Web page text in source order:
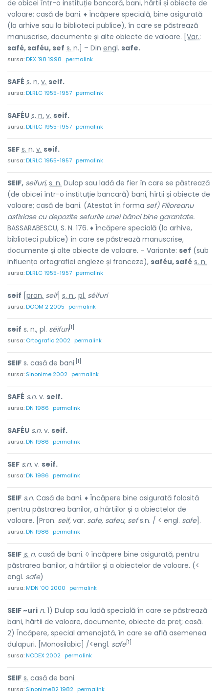
de obicei într-o instituție bancară, bani, hârtii și obiecte de
valoare; casă de bani. ♦ Încăpere specială, bine asigurată
(la arhive sau la biblioteci publice), în care se păstrează
manuscrise, documente și alte obiecte de valoare. [ Var.:
safé, saféu, sef s. n. ] – Din engl. safe.
sursa:DEX '98 1998 permalink
SAFÉ s. n. v. seif.
sursa:DLRLC 1955-1957 permalink
SAFÉU s. n. v. seif.
sursa:DLRLC 1955-1957 permalink
SEF s. n. v. seif.
sursa:DLRLC 1955-1957 permalink
SEIF, seifuri, s. n. Dulap sau ladă de fier în care se păstrează
(de obicei într-o instituție bancară) bani, hîrtii și obiecte de
valoare; casă de bani. (Atestat în forma sef) Filioreanu
asfixiase cu depozite sefurile unei bănci bine garantate.
BASSARABESCU, S. N. 176. ♦ Încăpere specială (la arhive,
biblioteci publice) în care se păstrează manuscrise,
documente și alte obiecte de valoare. – Variante: sef (sub
influența ortografiei engleze și franceze), saféu, safé s. n.
sursa:DLRLC 1955-1957 permalink
seif pron. seif] s. n., pl. séifuri
sursa:DOOM 2 2005 permalink
seif s. n., pl. séifuri[1]
sursa: Ortografic 2002 permalink
SEIF s. casă de bani. [1]
sursa: Sinonime 2002 permalink
SAFÉ s.n. v. seif.
sursa:DN 1986 permalink
SAFÉU s.n. v. seif.
sursa:DN 1986 permalink
SEF s.n. v. seif.
sursa:DN 1986 permalink
SEIF s.n. Casă de bani. ♦ Încăpere bine asigurată folosită
pentru păstrarea banilor, a hârtiilor și a obiectelor de
valoare. [Pron. seif, var. safe, safeu, sefs.n. / < engl. safe].
sursa:DN 1986 permalink
SEIF s. n. casă de bani. ◊ încăpere bine asigurată, pentru
păstrarea banilor, a hârtiilor și a obiectelor de valoare. (<
engl. safe)
sursa:MDN '00 2000 permalink
SEIF ~uri n. 1) Dulap sau ladă specială în care se păstrează
bani, hârtii de valoare, documente, obiecte de preț; casă.
2) Încăpere, special amenajată, în care se află asemenea
dulapuri. [Monosilabic] /<engl. safe[1]
sursa:NODEX 2002 permalink
SEIF s. casă de bani.
sursa: Sinonime82 1982 permalink